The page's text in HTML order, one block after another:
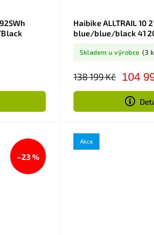
Haibike ALLTRAIL 10
blue/blue/black 41
Skladem u výrobce (3
138 199 Kč 104
–23 %
Akce